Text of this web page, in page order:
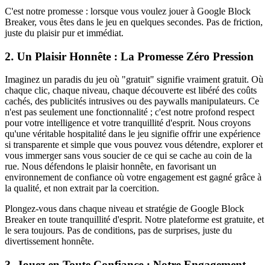
C'est notre promesse : lorsque vous voulez jouer à Google Block
Breaker, vous êtes dans le jeu en quelques secondes. Pas de friction,
juste du plaisir pur et immédiat.
2. Un Plaisir Honnête : La Promesse Zéro Pression
Imaginez un paradis du jeu où "gratuit" signifie vraiment gratuit. Où
chaque clic, chaque niveau, chaque découverte est libéré des coûts
cachés, des publicités intrusives ou des paywalls manipulateurs. Ce
n'est pas seulement une fonctionnalité ; c'est notre profond respect
pour votre intelligence et votre tranquillité d'esprit. Nous croyons
qu'une véritable hospitalité dans le jeu signifie offrir une expérience
si transparente et simple que vous pouvez vous détendre, explorer et
vous immerger sans vous soucier de ce qui se cache au coin de la
rue. Nous défendons le plaisir honnête, en favorisant un
environnement de confiance où votre engagement est gagné grâce à
la qualité, et non extrait par la coercition.
Plongez-vous dans chaque niveau et stratégie de Google Block
Breaker en toute tranquillité d'esprit. Notre plateforme est gratuite, et
le sera toujours. Pas de conditions, pas de surprises, juste du
divertissement honnête.